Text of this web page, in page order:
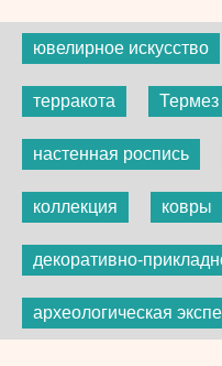
ювелирное искусство
терракота Термез
настенная роспись
коллекция ковры
декоративно-
археологическая